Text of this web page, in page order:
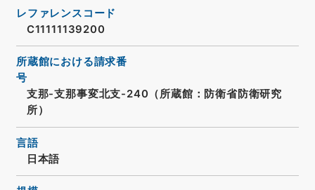
レファレンスコード
C11111139200
所蔵館における請求番
号
支那-支那事変北支-240（所蔵館：防衛省防衛研究
所）
言語
日本語